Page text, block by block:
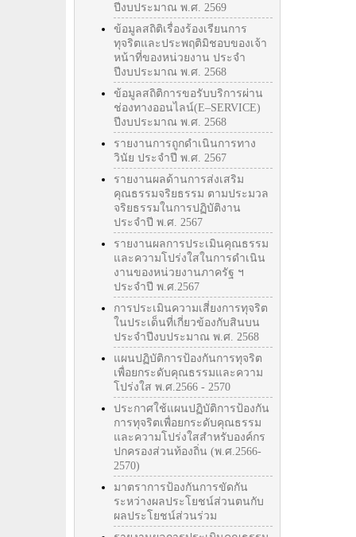
ปีงบประมาณ พ.ศ. 2569
ข้อมูลสถิติเรื่องร้องเรียนการ
ทุจริตและประพฤติมิชอบของเจ้า
หน้าที่ของหน่วยงาน ประจำ
ปีงบประมาณ พ.ศ. 2568
ข้อมูลสถิติการขอรับบริการผ่าน
ช่องทางออนไลน์(E–SERVICE)
ปีงบประมาณ พ.ศ. 2568
รายงานการถูกดำเนินการทาง
วินัย ประจำปี พ.ศ. 2567
รายงานผลด้านการส่งเสริม
คุณธรรมจริยธรรม ตามประมวล
จริยธรรมในการปฏิบัติงาน
ประจำปี พ.ศ. 2567
รายงานผลการประเมินคุณธรรม
และความโปร่งใสในการดำเนิน
งานของหน่วยงานภาครัฐ ฯ
ประจำปี พ.ศ.2567
การประเมินความเสี่ยงการทุจริต
ในประเด็นที่เกี่ยวข้องกับสินบน
ประจำปีงบประมาณ พ.ศ. 2568
แผนปฏิบัติการป้องกันการทุจริต
เพื่อยกระดับคุณธรรมและความ
โปร่งใส พ.ศ.2566 - 2570
ประกาศใช้แผนปฏิบัติการป้องกัน
การทุจริตเพื่อยกระดับคุณธรรม
และความโปร่งใสสำหรับองค์กร
ปกครองส่วนท้องถิ่น (พ.ศ.2566-
2570)
มาตราการป้องกันการขัดกัน
ระหว่างผลประโยชน์ส่วนตนกับ
ผลประโยชน์ส่วนร่วม